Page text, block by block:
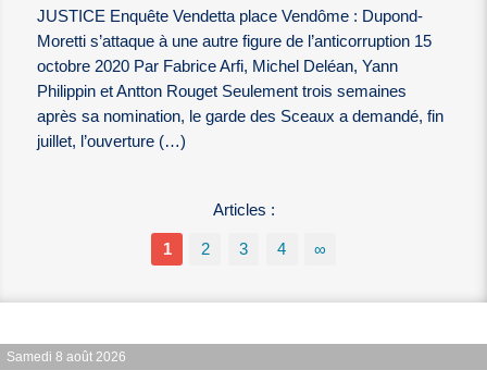
JUSTICE Enquête Vendetta place Vendôme : Dupond-
Moretti s’attaque à une autre figure de l’anticorruption 15
octobre 2020 Par Fabrice Arfi, Michel Deléan, Yann
Philippin et Antton Rouget Seulement trois semaines
après sa nomination, le garde des Sceaux a demandé, fin
juillet, l’ouverture (…)
Articles :
1 2 3 4 ∞
Samedi 8 août 2026